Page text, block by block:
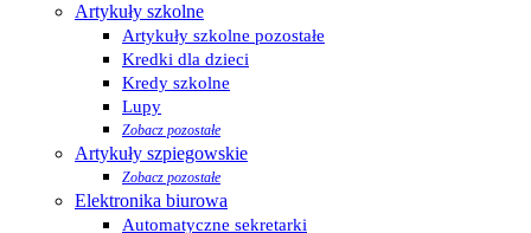
Artykuły szkolne
Artykuły szkolne pozostałe
Kredki dla dzieci
Kredy szkolne
Lupy
Zobacz pozostałe
Artykuły szpiegowskie
Zobacz pozostałe
Elektronika biurowa
Automatyczne sekretarki